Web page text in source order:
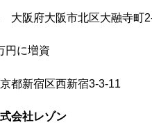
大阪府大阪市北区大融寺町
円に増資
都新宿区西新宿3-3-11
会社レゾン